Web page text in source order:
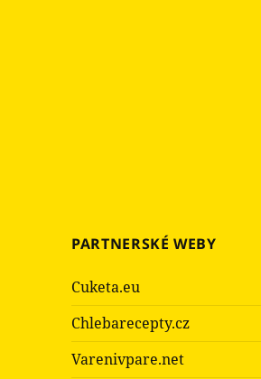
PARTNERSKÉ WEBY
Cuketa.eu
Chlebarecepty.cz
Varenivpare.net